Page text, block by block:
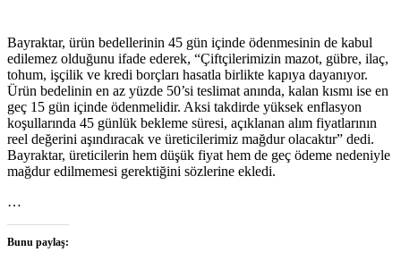
Bayraktar, ürün bedellerinin 45 gün içinde ödenmesinin de kabul
edilemez olduğunu ifade ederek, “Çiftçilerimizin mazot, gübre, ilaç,
tohum, işçilik ve kredi borçları hasatla birlikte kapıya dayanıyor.
Ürün bedelinin en az yüzde 50’si teslimat anında, kalan kısmı ise en
geç 15 gün içinde ödenmelidir. Aksi takdirde yüksek enflasyon
koşullarında 45 günlük bekleme süresi, açıklanan alım fiyatlarının
reel değerini aşındıracak ve üreticilerimiz mağdur olacaktır” dedi.
Bayraktar, üreticilerin hem düşük fiyat hem de geç ödeme nedeniyle
mağdur edilmemesi gerektiğini sözlerine ekledi.
…
Bunu paylaş: